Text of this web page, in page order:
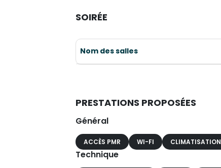
SOIRÉE
Nom des salles
PRESTATIONS PROPOSÉES
Général
ACCÈS PMR WI-FI CLIMATISATION
Technique